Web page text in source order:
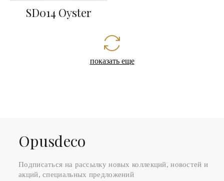
SD014 Oyster
показать еще
Оpusdeco
Подписаться на рассылку новых коллекций, новостей и
акций, специальных предложений